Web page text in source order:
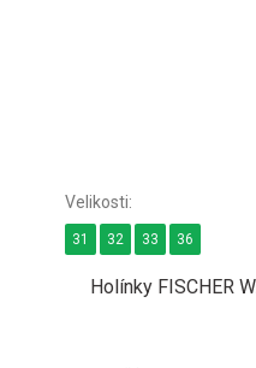
Holínky FISCHER
31 32 33 36